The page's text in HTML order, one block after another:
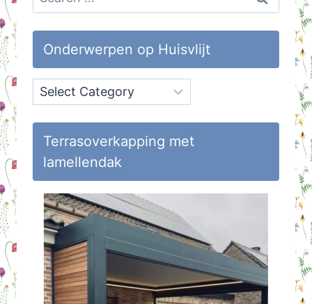
for:
Onderwerpen op Huisvlijt
Onderwerpen
op
Huisvlijt
Terrasoverkapping met
lamellendak